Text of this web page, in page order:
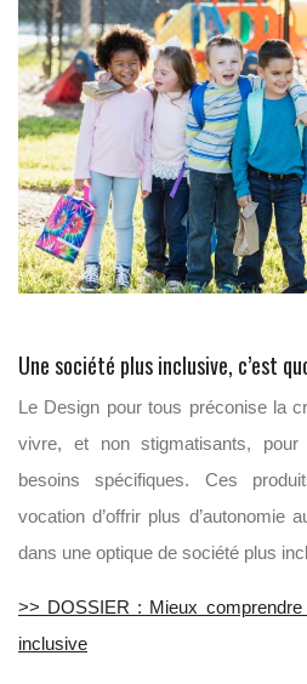
Une société plus inclusive, c’est
Le Design pour tous préconise la
vivre, et non stigmatisants,
besoins spécifiques. Ces
vocation d’offrir plus d’autonomie
dans une optique de société plus
>> DOSSIER : Mieux comprendre
inclusive